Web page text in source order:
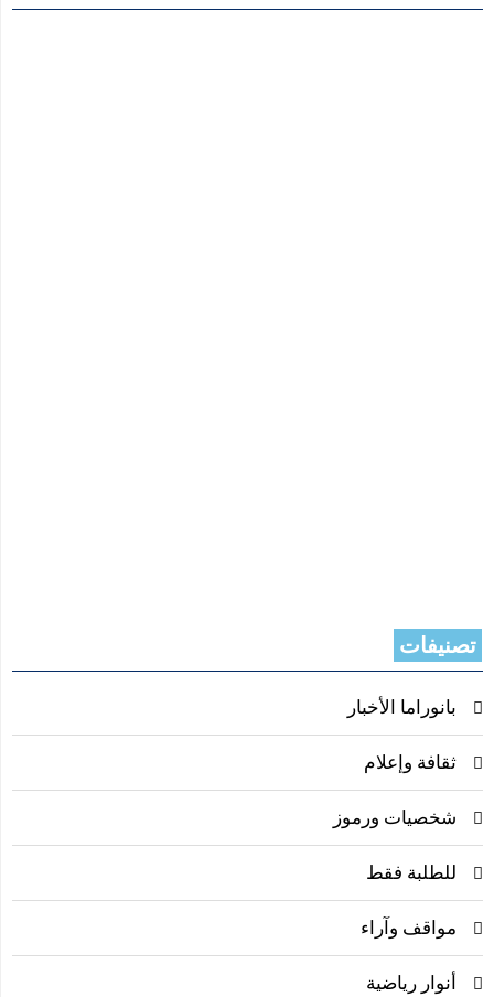
تصنيفات
بانوراما الأخبار
ثقافة وإعلام
شخصيات ورموز
للطلبة فقط
مواقف وآراء
أنوار رياضية